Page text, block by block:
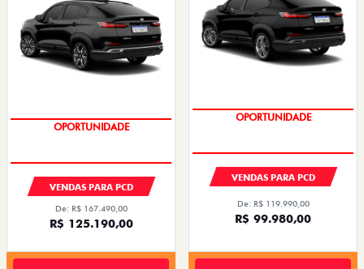
OPORTUNIDADE
VENDAS PARA PCD
De: R$ 167.490,00
R$ 125.190,00
OPORTUNIDADE
VENDAS PARA PCD
De: R$ 119.990,00
R$ 99.980,00